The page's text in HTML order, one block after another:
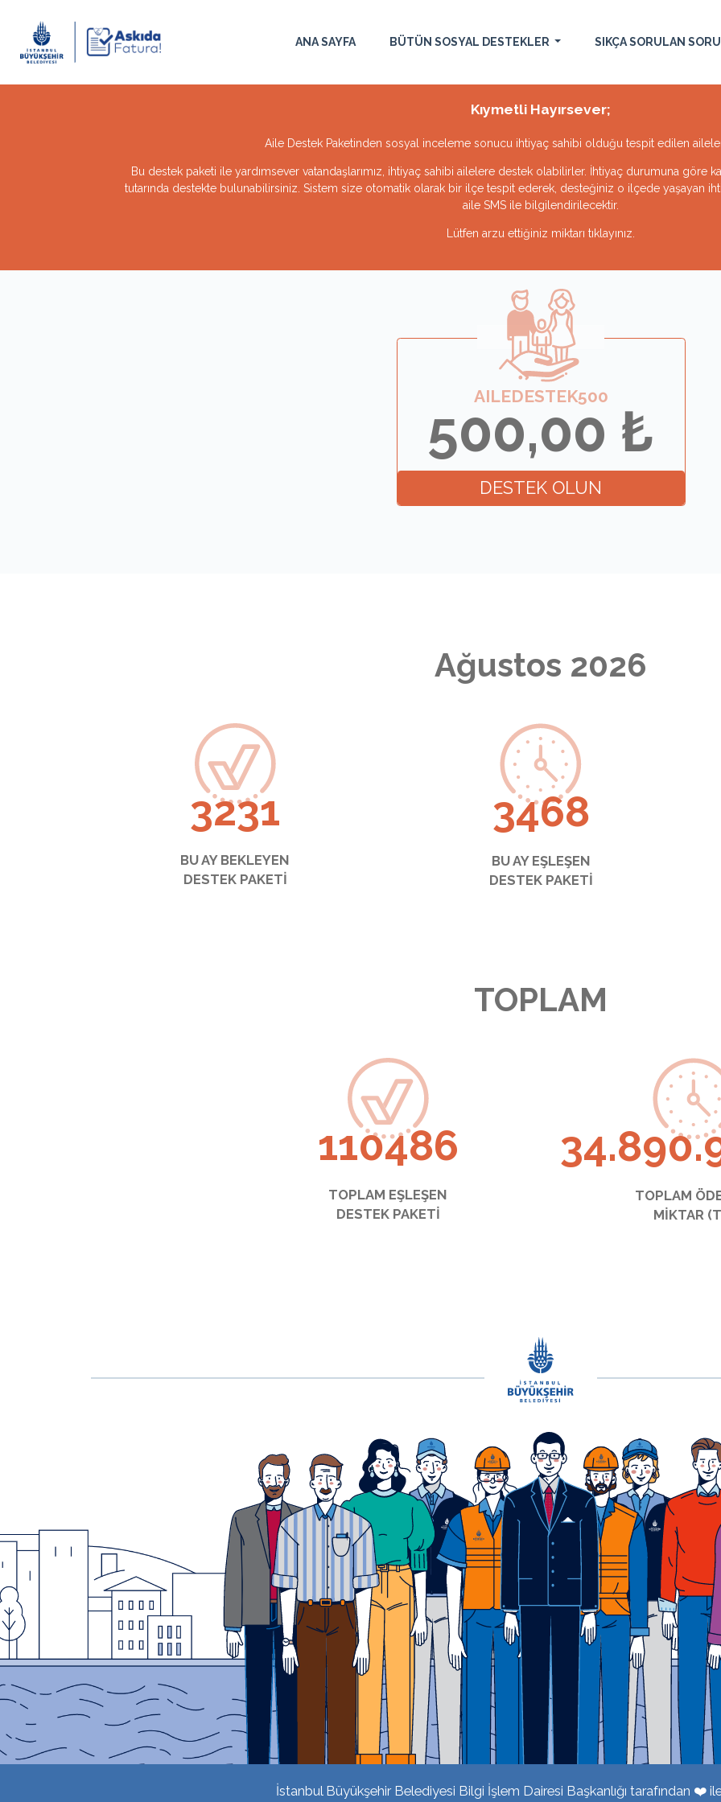
ANA SAYFA BÜTÜN SOSYAL DESTEKLER SIKÇA SORULAN
Kıymetli Hayırsever;
Aile Destek Paketinden sosyal inceleme sonucu ihtiyaç sahibi olduğu tespit edilen aileler
Bu destek paketi ile yardımsever vatandaşlarımız, ihtiyaç sahibi ailelere destek olabilirler. İhtiyaç durumuna göre
tutarında destekte bulunabilirsiniz. Sistem size otomatik olarak bir ilçe tespit ederek, desteğiniz o ilçede yaşayan
aile SMS ile bilgilendirilecektir.
Lütfen arzu ettiğiniz miktarı tıklayınız.
AILEDESTEK500
500,00 ₺
DESTEK OLUN
Ağustos 2026
3231
BU AY BEKLEYEN
DESTEK PAKETİ
3468
BU AY EŞLEŞEN
DESTEK PAKETİ
TOPLAM
130919
TOPLAM EŞLEŞEN
DESTEK PAKETİ
TOPLAM
MİKTAR
İstanbul Büyükşehir Belediyesi Bilgi İşlem Dairesi Başkanlığı tarafından ❤️ ile